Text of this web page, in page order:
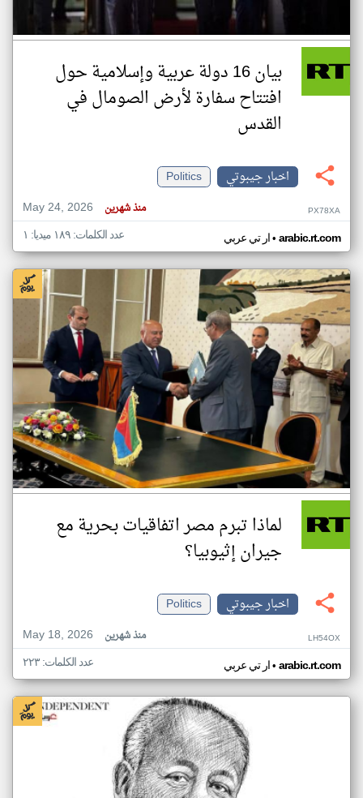
بيان 16 دولة عربية وإسلامية حول
افتتاح سفارة لأرض الصومال في
القدس
اخبار جيبوتي
Politics
May 24, 2026
منذ شهرين PX78XA
ار تي عربي• arabic.rt.com عدد الكلمات: ١٨٩ ميديا: ١
لماذا تبرم مصر اتفاقيات بحرية مع
جيران إثيوبيا؟
اخبار جيبوتي
Politics
May 18, 2026
منذ شهرين LH54OX
ار تي عربي• arabic.rt.com عدد الكلمات: ٢٢٣